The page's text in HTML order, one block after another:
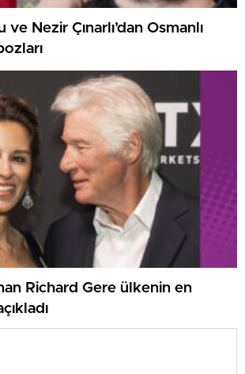
Nezir Çınarlı’dan Osmanlı
Richard Gere ülkenin en